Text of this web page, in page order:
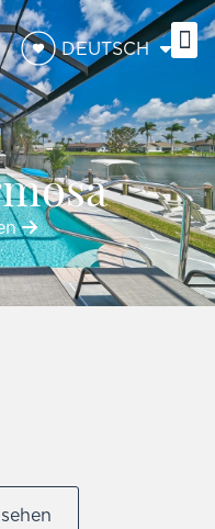
DEUTSCH